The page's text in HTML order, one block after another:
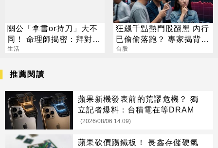
關公「拿書or持刀」大不
同！ 命理師揭密：拜對大
加分、拜錯恐虧本
生活
狂飆千點熱門股翻黑 內行
已偷偷落跑？ 專家揭背後
警訊
台股
推薦閱讀
蘋果新機發表前的荒謬危機？ 獨
立記者爆料：台積電在等DRAM
(2026/08/06 14:09)
蘋果砍價踢鐵板！ 長鑫存儲硬氣